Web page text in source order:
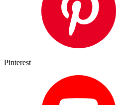
Pinterest